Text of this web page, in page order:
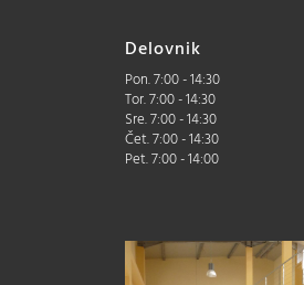
Delovnik
Pon. 7:00 - 14:30
Tor. 7:00 - 14:30
Sre. 7:00 - 14:30
Čet. 7:00 - 14:30
Pet. 7:00 - 14:00